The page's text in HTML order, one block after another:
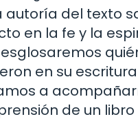
autoría del texto
en la fe y la
en su
a
de un